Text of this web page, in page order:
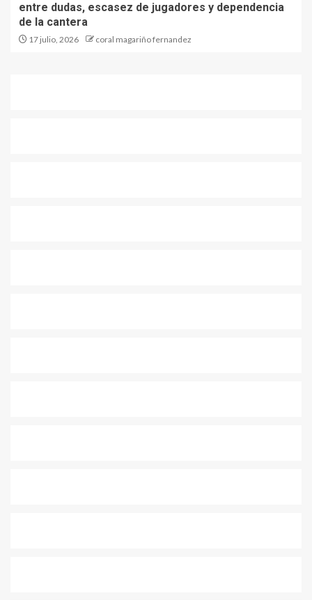
entre dudas, escasez de jugadores y dependencia
de la cantera
17 julio, 2026 coral magariño fernandez